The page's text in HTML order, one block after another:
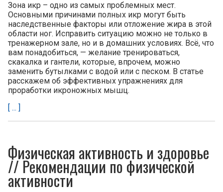
Зона икр – одно из самых проблемных мест.
Основными причинами полных икр могут быть
наследственные факторы или отложение жира в этой
области ног. Исправить ситуацию можно не только в
тренажерном зале, но и в домашних условиях. Всё, что
вам понадобиться, — желание тренироваться,
скакалка и гантели, которые, впрочем, можно
заменить бутылками с водой или с песком. В статье
расскажем об эффективных упражнениях для
проработки икроножных мышц.
[ ... ]
Физическая активность и здоровье
// Рекомендации по физической
активности